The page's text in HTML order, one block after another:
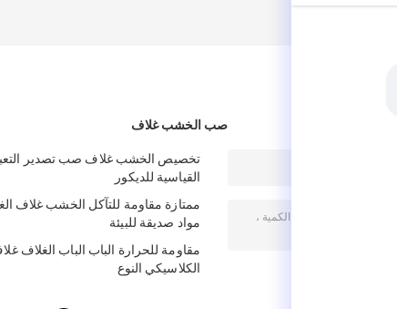
صب الخشب غلاف
تخصيص الخشب غلاف صب تصدير
القياسية للديكور
ممتازة مقاومة للتآكل الخشب غلاف
مواد صديقة للبيئة
مقاومة للحرارة الباب الباب الغلاف
الكلاسيكي النوع